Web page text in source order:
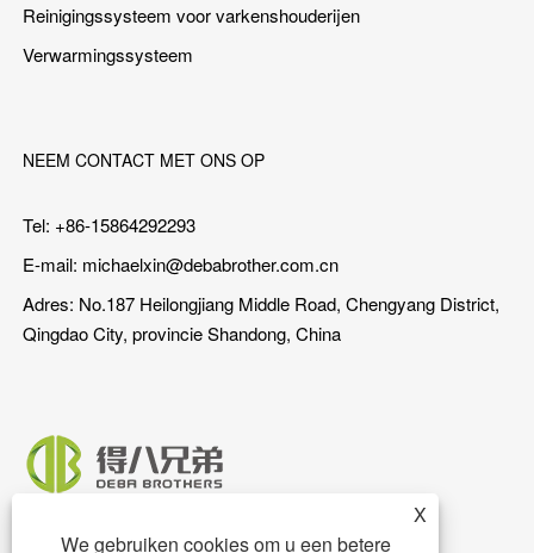
Reinigingssysteem voor varkenshouderijen
Verwarmingssysteem
NEEM CONTACT MET ONS OP
Tel: +86-15864292293
E-mail: michaelxin@debabrother.com.cn
Adres: No.187 Heilongjiang Middle Road, Chengyang District,
Qingdao City, provincie Shandong, China
X
We gebruiken cookies om u een betere